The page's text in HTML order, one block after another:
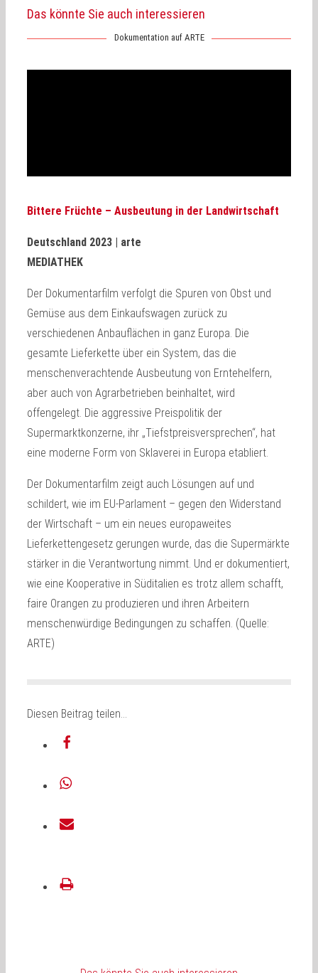
Das könnte Sie auch interessieren
Dokumentation auf ARTE
Bittere Früchte – Ausbeutung in der Landwirtschaft
Deutschland 2023 | arte
MEDIATHEK
Der Dokumentarfilm verfolgt die Spuren von Obst und
Gemüse aus dem Einkaufswagen zurück zu
verschiedenen Anbauflächen in ganz Europa. Die
gesamte Lieferkette über ein System, das die
menschenverachtende Ausbeutung von Erntehelfern,
aber auch von Agrarbetrieben beinhaltet, wird
offengelegt. Die aggressive Preispolitik der
Supermarktkonzerne, ihr „Tiefstpreisversprechen“, hat
eine moderne Form von Sklaverei in Europa etabliert.
Der Dokumentarfilm zeigt auch Lösungen auf und
schildert, wie im EU-Parlament – gegen den Widerstand
der Wirtschaft – um ein neues europaweites
Lieferkettengesetz gerungen wurde, das die Supermärkte
stärker in die Verantwortung nimmt. Und er dokumentiert,
wie eine Kooperative in Süditalien es trotz allem schafft,
faire Orangen zu produzieren und ihren Arbeitern
menschenwürdige Bedingungen zu schaffen. (Quelle:
ARTE)
Diesen Beitrag teilen…